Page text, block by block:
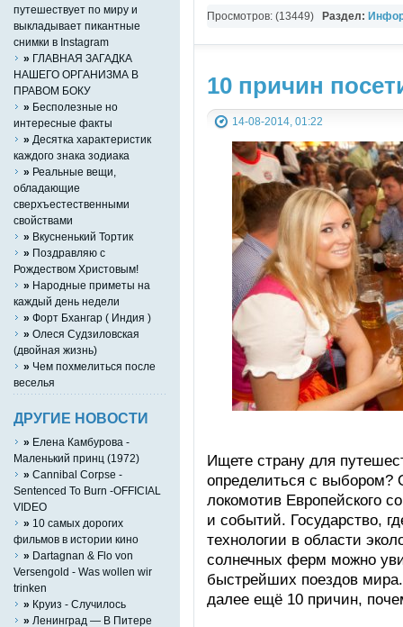
Просмотров: (13449) Раздел:
10 причин
14-08-2014, 01:22
Ищете страну для
определиться с выбором?
локомотив Европейского
и событий. Государство,
технологии в области
солнечных ферм можно
быстрейших поездов
далее ещё 10 причин,
путешествует по миру и
выкладывает пикантные
снимки в Instagram
» ГЛАВНАЯ ЗАГАДКА
НАШЕГО ОРГАНИЗМА В
ПРАВОМ БОКУ
» Бесполезные но
интересные факты
» Десятка характеристик
каждого знака зодиака
» Реальные вещи,
обладающие
сверхъестественными
свойствами
» Вкусненький Тортик
» Поздравляю с
Рождеством Христовым!
» Народные приметы на
каждый день недели
» Форт Бхангар ( Индия )
» Олеся Судзиловская
(двойная жизнь)
» Чем похмелиться после
веселья
ДРУГИЕ НОВОСТИ
» Елена Камбурова -
Маленький принц (1972)
» Cannibal Corpse -
Sentenced To Burn -OFFICIAL
VIDEO
» 10 самых дорогих
фильмов в истории кино
» Dartagnan & Flo von
Versengold - Was wollen wir
trinken
» Круиз - Случилось
» Ленинград — В Питере